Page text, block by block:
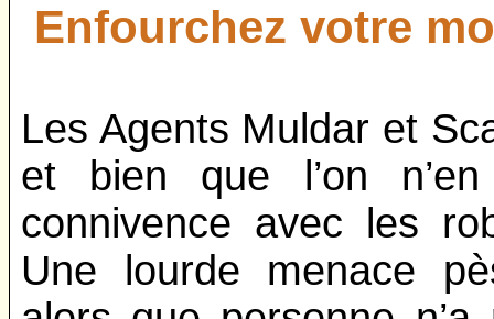
Enfourchez votre
Les Agents Muldar et
et bien que l’on
connivence avec les
Une lourde menace